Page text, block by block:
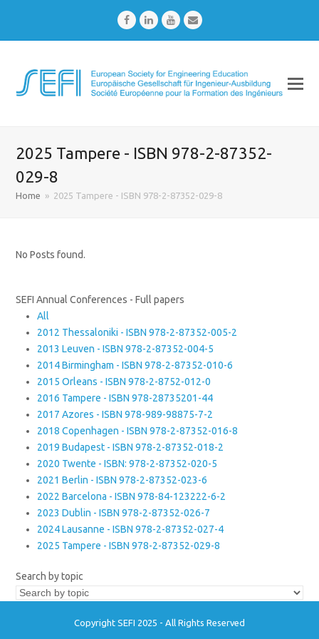
FacebookLinkedInYoutubeEmail
2025 Tampere - ISBN 978-2-87352-
029-8
Home » 2025 Tampere - ISBN 978-2-87352-029-8
No Posts found.
SEFI Annual Conferences - Full papers
All
2012 Thessaloniki - ISBN 978-2-87352-005-2
2013 Leuven - ISBN 978-2-87352-004-5
2014 Birmingham - ISBN 978-2-87352-010-6
2015 Orleans - ISBN 978-2-8752-012-0
2016 Tampere - ISBN 978-28735201-44
2017 Azores - ISBN 978-989-98875-7-2
2018 Copenhagen - ISBN 978-2-87352-016-8
2019 Budapest - ISBN 978-2-87352-018-2
2020 Twente - ISBN: 978-2-87352-020-5
2021 Berlin - ISBN 978-2-87352-023-6
2022 Barcelona - ISBN 978-84-123222-6-2
2023 Dublin - ISBN 978-2-87352-026-7
2024 Lausanne - ISBN 978-2-87352-027-4
2025 Tampere - ISBN 978-2-87352-029-8
Search by topic
Copyright SEFI 2025 - All Rights Reserved